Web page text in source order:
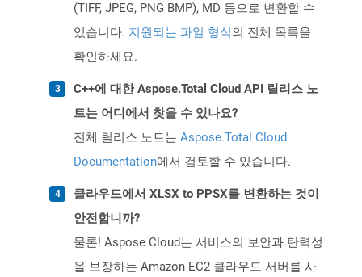
(TIFF, JPEG, PNG BMP), MD 등으로 변환할 수
있습니다. 지원되는 파일 형식의 전체 목록을
확인하세요.
C++에 대한 Aspose.Total Cloud API 릴리스 노
트는 어디에서 찾을 수 있나요?
전체 릴리스 노트는 Aspose.Total Cloud
Documentation에서 검토할 수 있습니다.
클라우드에서 XLSX to PPSX를 변환하는 것이
안전합니까?
물론! Aspose Cloud는 서비스의 보안과 탄력성
을 보장하는 Amazon EC2 클라우드 서버를 사